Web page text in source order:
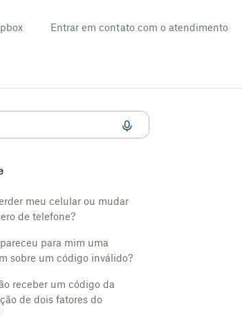
Entrar em contato com o atendimento
meu celular ou mudar
de telefone?
para mim uma
sobre um código inválido?
receber um código da
de dois fatores do